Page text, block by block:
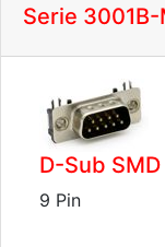
Serie 3001B-
D-Sub
9 Pin